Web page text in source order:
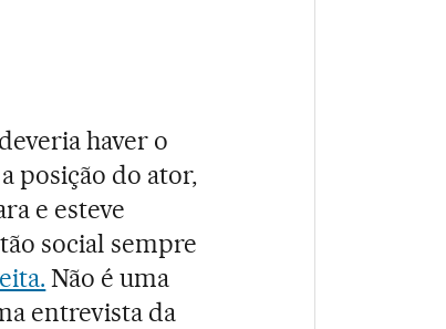
haver o
posição do ator,
e esteve
social sempre
Não é uma
entrevista da